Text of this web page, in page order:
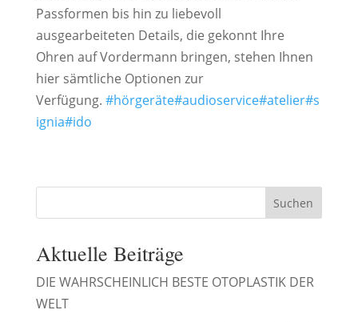
Passformen bis hin zu liebevoll
ausgearbeiteten Details, die gekonnt Ihre
Ohren auf Vordermann bringen, stehen Ihnen
hier sämtliche Optionen zur
Verfügung. #hörgeräte#audioservice#atelier#s
ignia#ido
Suchen
Aktuelle Beiträge
DIE WAHRSCHEINLICH BESTE OTOPLASTIK DER
WELT